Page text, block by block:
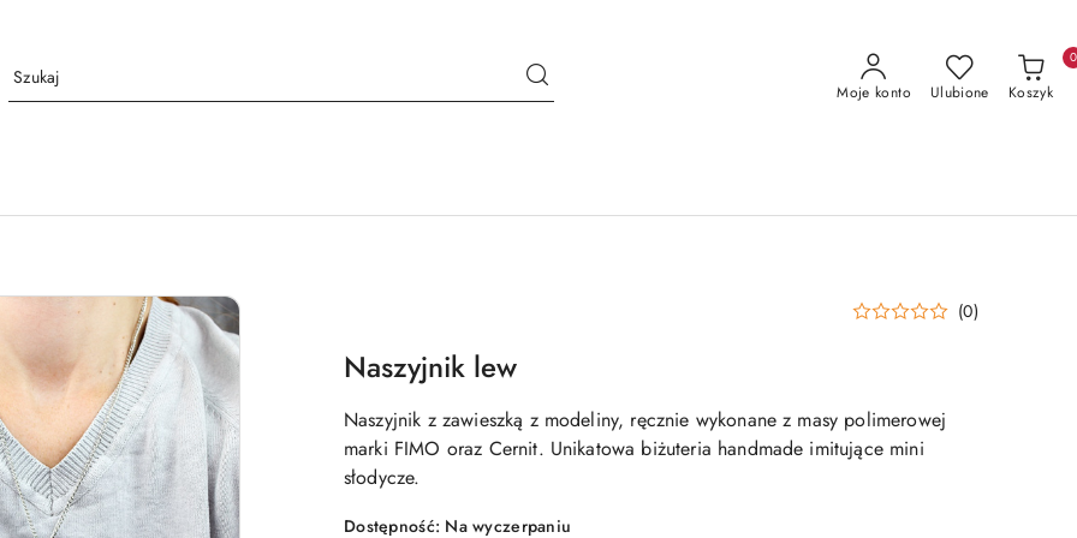
Moje konto Ulubione Koszyk
0
(0)
Naszyjnik lew
Naszyjnik z zawieszką z modeliny, ręcznie wykonane z masy polimerowej
marki FIMO oraz Cernit. Unikatowa biżuteria handmade imitujące mini
słodycze.
Dostępność: Na wyczerpaniu